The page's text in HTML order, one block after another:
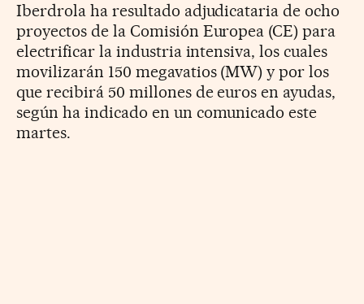
Iberdrola ha resultado adjudicataria de ocho
proyectos de la Comisión Europea (CE) para
electrificar la industria intensiva, los cuales
movilizarán 150 megavatios (MW) y por los
que recibirá 50 millones de euros en ayudas,
según ha indicado en un comunicado este
martes.